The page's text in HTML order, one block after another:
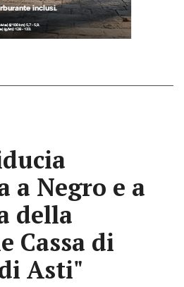
a Negro e a
della
Cassa di
Asti"